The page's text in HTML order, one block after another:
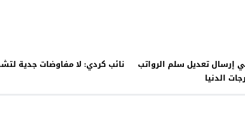
إرسال تعديل سلم الرواتب
الدنيا
نائب كردي: لا مفاوضات جدية